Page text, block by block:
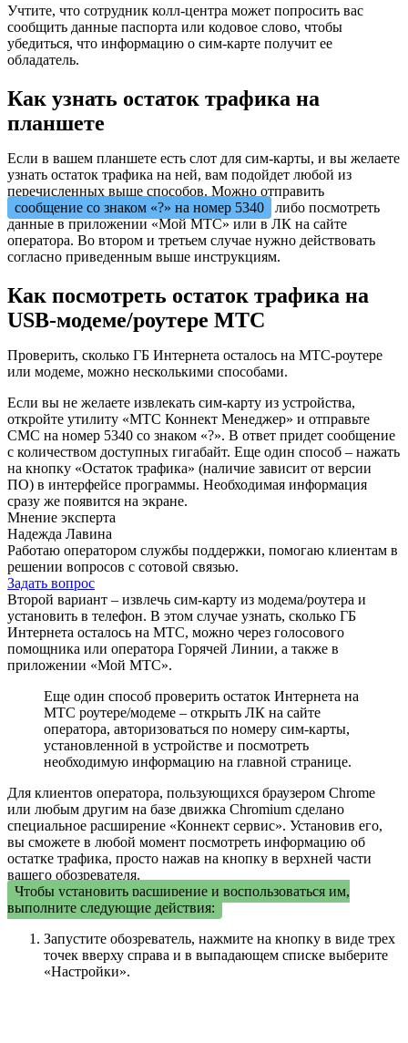
Учтите, что сотрудник колл-центра может попросить вас
сообщить данные паспорта или кодовое слово, чтобы
убедиться, что информацию о сим-карте получит ее
обладатель.
Как узнать остаток трафика на
планшете
Если в вашем планшете есть слот для сим-карты, и вы желаете
узнать остаток трафика на ней, вам подойдет любой из
перечисленных выше способов. Можно отправить
сообщение со знаком «?» на номер 5340
либо посмотреть
данные в приложении «Мой МТС» или в ЛК на сайте
оператора. Во втором и третьем случае нужно действовать
согласно приведенным выше инструкциям.
Как посмотреть остаток трафика на
USB-модеме/роутере МТС
Проверить, сколько ГБ Интернета осталось на МТС-роутере
или модеме, можно несколькими способами.
Если вы не желаете извлекать сим-карту из устройства,
откройте утилиту «МТС Коннект Менеджер» и отправьте
СМС на номер 5340 со знаком «?». В ответ придет сообщение
с количеством доступных гигабайт. Еще один способ – нажать
на кнопку «Остаток трафика» (наличие зависит от версии
ПО) в интерфейсе программы. Необходимая информация
сразу же появится на экране.
Мнение эксперта
Надежда Лавина
Работаю оператором службы поддержки, помогаю клиентам в
решении вопросов с сотовой связью.
Задать вопрос
Второй вариант – извлечь сим-карту из модема/роутера и
установить в телефон. В этом случае узнать, сколько ГБ
Интернета осталось на МТС, можно через голосового
помощника или оператора Горячей Линии, а также в
приложении «Мой МТС».
Еще один способ проверить остаток Интернета на
МТС роутере/модеме – открыть ЛК на сайте
оператора, авторизоваться по номеру сим-карты,
установленной в устройстве и посмотреть
необходимую информацию на главной странице.
Для клиентов оператора, пользующихся браузером Chrome
или любым другим на базе движка Chromium сделано
специальное расширение «Коннект сервис». Установив его,
вы сможете в любой момент посмотреть информацию об
остатке трафика, просто нажав на кнопку в верхней части
вашего обозревателя.
Чтобы установить расширение и воспользоваться им,
выполните следующие действия:
Запустите обозреватель, нажмите на кнопку в виде трех
точек вверху справа и в выпадающем списке выберите
«Настройки».